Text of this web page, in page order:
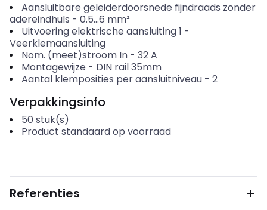
Aansluitbare geleiderdoorsnede fijndraads zonder
adereindhuls - 0.5...6 mm²
Uitvoering elektrische aansluiting 1 -
Veerklemaansluiting
Nom. (meet)stroom In- 32A
Montagewijze - DIN rail 35mm
Aantal klemposities per aansluitniveau- 2
Verpakkingsinfo
50 stuk(s)
Product standaard op voorraad
Referenties